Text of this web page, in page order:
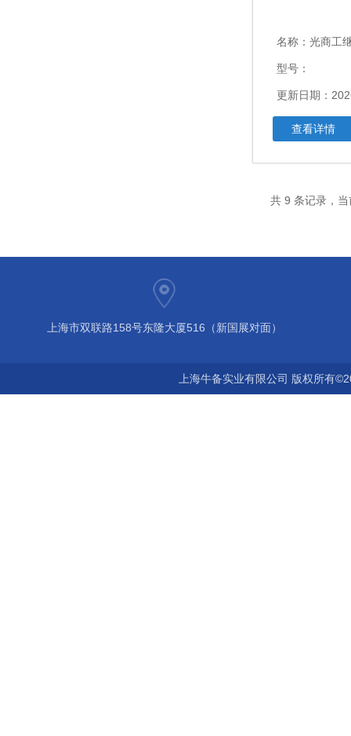
名称： 光商工
型号：
更新日期：
查看详情
共 9 条记录，
上海市双联路158号东隆大厦516（新国展对面）
上海牛备实业有限公司 版权所有